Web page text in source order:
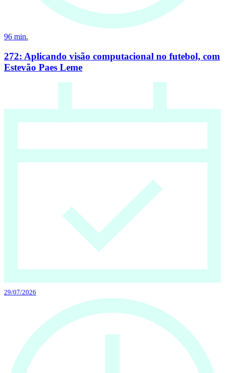
96 min.
272: Aplicando visão computacional no futebol, com
Estevão Paes Leme
29/07/2026